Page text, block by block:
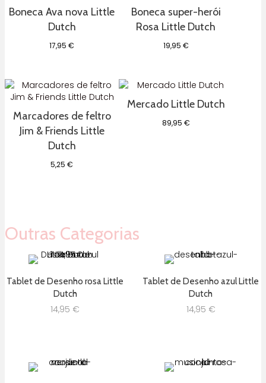
Boneca Ava nova Little
Dutch
17,95€
Boneca super-herói
Rosa Little Dutch
19,95 €
Marcadores de feltro
Jim & Friends Little
Dutch
5,25€
Mercado Little Dutch
89,95 €
Outras Categorias
Tablet de Desenho rosa Little
Dutch
14,95 €
Tablet de Desenho azul Little
Dutch
14,95 €